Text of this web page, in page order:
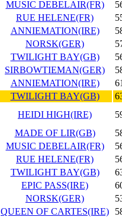
MUSIC DEBELAIR(FR)
RUE HELENE(FR)
ANNIEMATION(IRE)
NORSK(GER)
TWILIGHT BAY(GB)
SIRBOWTIEMAN(GER)
ANNIEMATION(IRE)
TWILIGHT BAY(GB)
HEIDI HIGH(IRE)
MADE OF LIR(GB)
MUSIC DEBELAIR(FR)
RUE HELENE(FR)
TWILIGHT BAY(GB)
EPIC PASS(IRE)
NORSK(GER)
QUEEN OF CARTES(IRE)